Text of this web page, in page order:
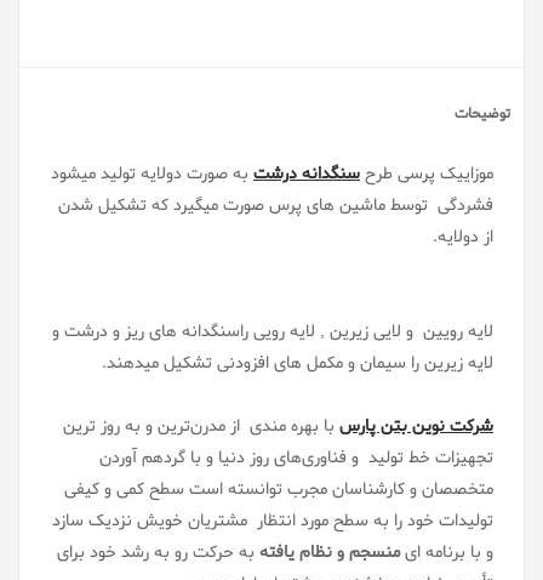
توضیحات
موزاییک پرسی طرحسنگدانه درشت به صورت دولایه تولید میشود
فشردگی توسط ماشین های پرس صورت میگیرد که تشکیل شدن
از دولایه.
لایه رویین و لایی زیرین , لایه رویی راسنگدانه های ریز و درشت و
لایه زیرین را سیمان و مکمل های افزودنی تشکیل میدهند.
شرکت نوین بتن پارس با بهره مندی از مدرن‌ترین و به روز ترین
تجهیزات خط تولید و فناوری‌های روز دنیا و با گردهم آوردن
متخصصان و کارشناسان مجرب توانسته است سطح کمی و کیفی
تولیدات خود را به سطح مورد انتظار مشتریان خویش نزدیک سازد
و با برنامه ایمنسجم و نظام یافته به حرکت رو به رشد خود برای